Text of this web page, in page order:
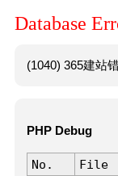
Database
(1040) 365建站
PHP Debug
No. File